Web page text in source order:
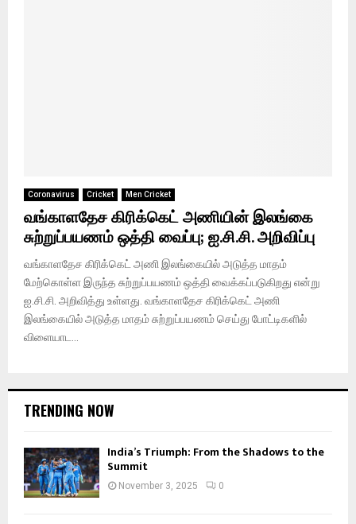
Coronavirus Cricket Men Cricket
வங்காளதேச கிரிக்கெட் அணியின் இலங்கை
சுற்றுப்பயணம் ஒத்தி வைப்பு; ஐ.சி.சி. அறிவிப்பு
வங்காளதேச கிரிக்கெட் அணி இலங்கையில் அடுத்த மாதம்
மேற்கொள்ள இருந்த சுற்றுப்பயணம் ஒத்தி வைக்கப்படுகிறது என்று
ஐ.சி.சி. அறிவித்து உள்ளது. வங்காளதேச கிரிக்கெட் அணி
இலங்கையில் அடுத்த மாதம் சுற்றுப்பயணம் செய்து போட்டிகளில்
விளையாட...
TRENDING NOW
India’s Triumph: From the Shadows to the
Summit
November 3, 2025 0